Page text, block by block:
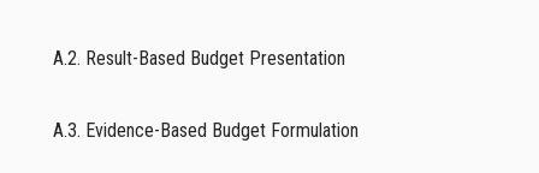
A.2. Result-Based Budget Presentation
A.3. Evidence-Based Budget Formulation